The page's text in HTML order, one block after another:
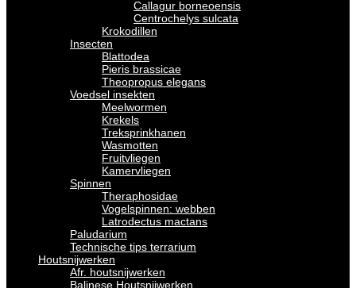
Callagur borneoensis
Centrochelys sulcata
Krokodillen
Insecten
Blattodea
Pieris brassicae
Theopropus elegans
Voedsel insekten
Meelwormen
Krekels
Treksprinkhanen
Wasmotten
Fruitvliegen
Kamervliegen
Spinnen
Theraphosidae
Vogelspinnen: webben
Latrodectus mactans
Paludarium
Technische tips terrarium
Houtsnijwerken
Afr. houtsnijwerken
Balinese Houtsnijwerken